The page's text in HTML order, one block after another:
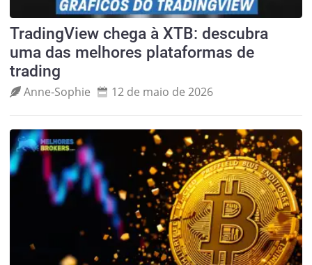
TradingView chega à XTB: descubra
uma das melhores plataformas de
trading
Anne‑Sophie 12 de maio de 2026